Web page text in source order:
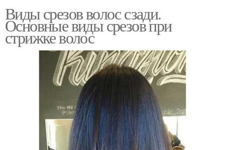
Виды срезов волос сзади.
Основные виды срезов при
стрижке волос